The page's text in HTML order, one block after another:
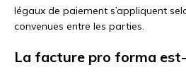
légaux de paiement s’appliquent
convenues entre les parties.
La facture pro forma